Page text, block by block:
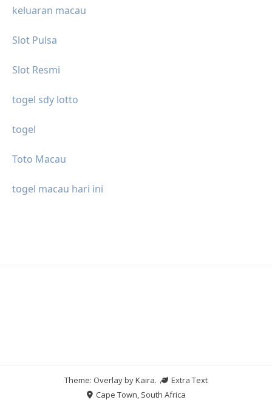
keluaran macau
Slot Pulsa
Slot Resmi
togel sdy lotto
togel
Toto Macau
togel macau hari ini
Theme: Overlay byKaira.
Extra Text
Cape Town, South Africa